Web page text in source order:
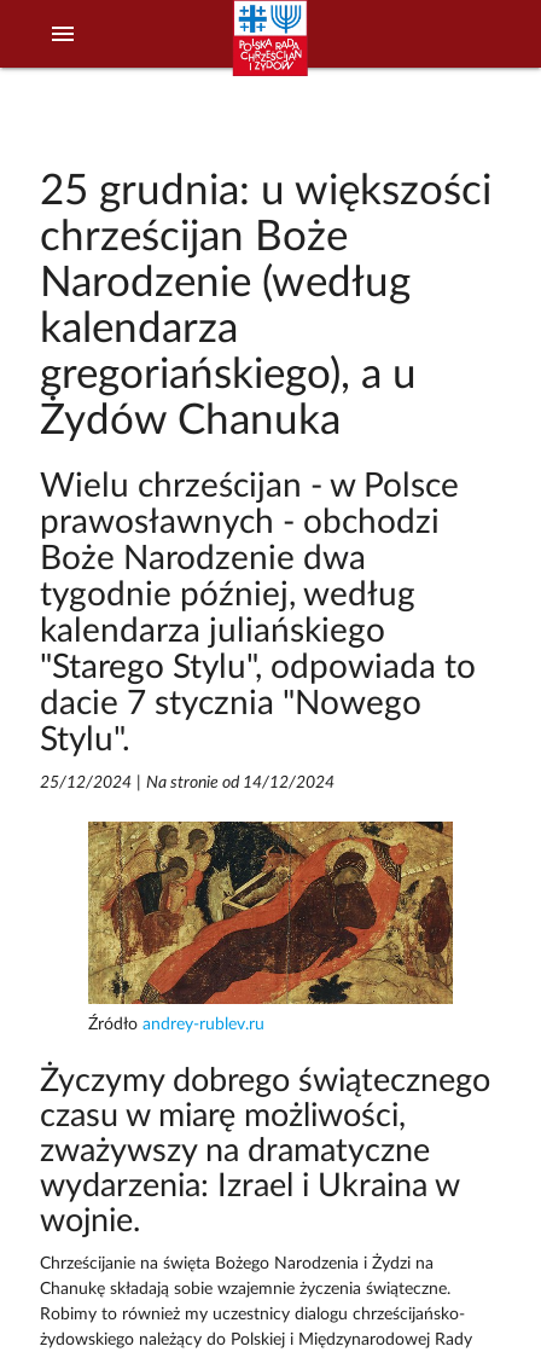
menu
25 grudnia: u większości
chrześcijan Boże
Narodzenie (według
kalendarza
gregoriańskiego), a u
Żydów Chanuka
Wielu chrześcijan - w Polsce
prawosławnych - obchodzi
Boże Narodzenie dwa
tygodnie później, według
kalendarza juliańskiego
"Starego Stylu", odpowiada to
dacie 7 stycznia "Nowego
Stylu".
25/12/2024| Na stronie od 14/12/2024
Źródło andrey-rublev.ru
Życzymy dobrego świątecznego
czasu w miarę możliwości,
zważywszy na dramatyczne
wydarzenia: Izrael i Ukraina w
wojnie.
Chrześcijanie na święta Bożego Narodzenia i Żydzi na
Chanukę składają sobie wzajemnie życzenia świąteczne.
Robimy to również my uczestnicy dialogu chrześcijańsko-
żydowskiego należący do Polskiej i Międzynarodowej Rady